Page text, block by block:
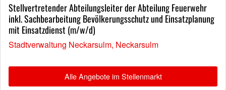
Stellvertretender Abteilungsleiter der Abteilung Feuerwehr
inkl. Sachbearbeitung Bevölkerungsschutz und Einsatzplanung
mit Einsatzdienst (m/w/d)
Stadtverwaltung Neckarsulm, Neckarsulm
Alle Angebote im Stellenmarkt